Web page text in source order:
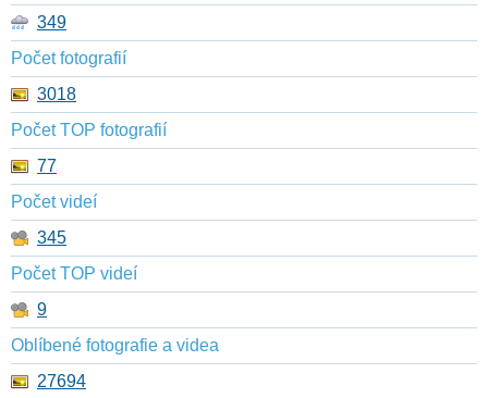
349
Počet fotografií
3018
Počet TOP fotografií
77
Počet videí
345
Počet TOP videí
9
Oblíbené fotografie a videa
27694